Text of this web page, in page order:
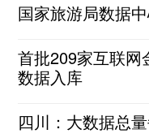
国家旅游局数据
首批209家互联网
数据入库
四川：大数据总